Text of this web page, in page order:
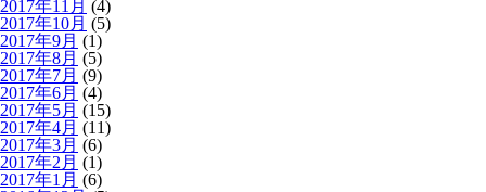
2017年11月 (4)
2017年10月 (5)
2017年9月 (1)
2017年8月 (5)
2017年7月 (9)
2017年6月 (4)
2017年5月 (15)
2017年4月 (11)
2017年3月 (6)
2017年2月 (1)
2017年1月 (6)